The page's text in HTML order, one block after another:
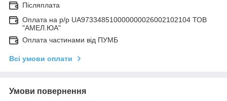
Післяплата
Оплата на р/р UA973348510000000026002102104 ТОВ
"АМЕЛ.ЮА"
Оплата частинами від ПУМБ
Всі умови оплати
Умови повернення